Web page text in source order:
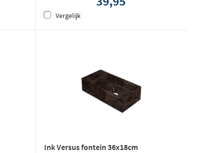
Vergelijk
Ink Versus fontein 36x18cm